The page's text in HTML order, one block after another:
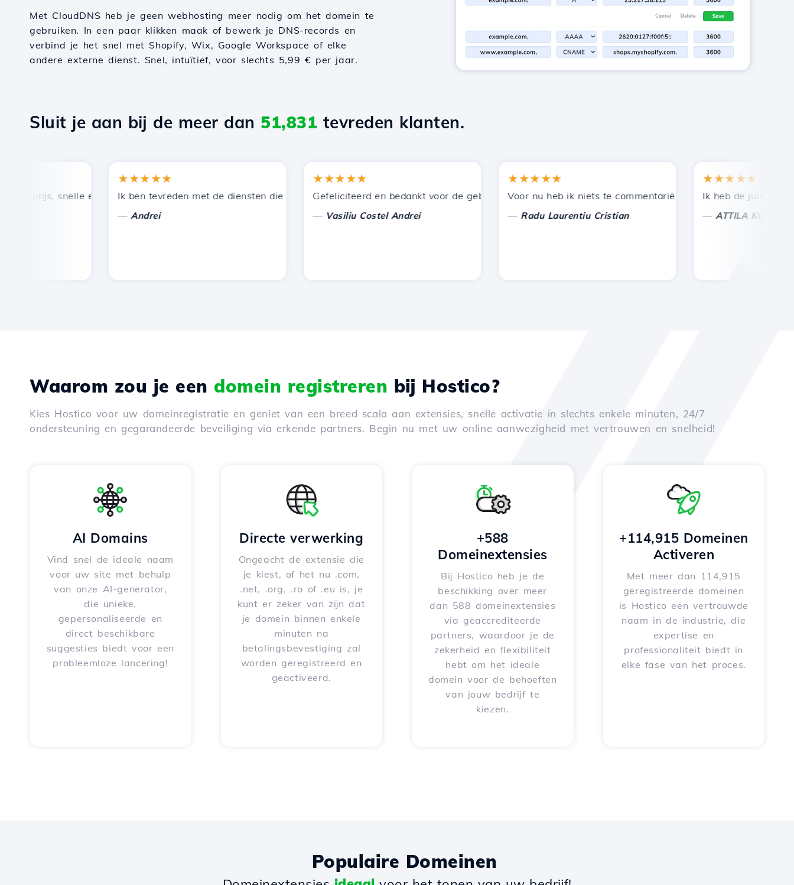
Met CloudDNS heb je geen webhosting meer nodig om het domein te
gebruiken. In een paar klikken maak of bewerk je DNS-records en
verbind je het snel met Shopify, Wix, Google Workspace of elke
andere externe dienst. Snel, intuïtief, voor slechts 5,99 € per jaar.
Sluit je aan bij de meer dan 51,831 tevreden klanten.
prijs, snelle en efficiënte technische ondersteuning.
★★★★★
Ik ben tevreden met de diensten die door Hostico worden aangeboden. Ik heb jullie aanbevolen bij andere bekenden.
Andrei
★★★★★
Gefeliciteerd en bedankt voor de geboden ondersteuning!
Vasiliu Costel Andrei
★★★★★
Voor nu heb ik niets te commentariëren, alleen om te
Radu Laurentiu Cristian
★★★★★
Ik heb de juiste keuze
ATTILA KOLES
Waarom zou je een domein registreren bij Hostico?
Kies Hostico voor uw domeinregistratie en geniet van een breed scala aan extensies, snelle activatie in slechts enkele minuten, 24/7
ondersteuning en gegarandeerde beveiliging via erkende partners. Begin nu met uw online aanwezigheid met vertrouwen en snelheid!
AI Domains
Vind snel de ideale naam
voor uw site met behulp
van onze AI-generator,
die unieke,
gepersonaliseerde en
direct beschikbare
suggesties biedt voor een
probleemloze lancering!
Directe verwerking
Ongeacht de extensie die
je kiest, of het nu .com,
.net, .org, .ro of .eu is, je
kunt er zeker van zijn dat
je domein binnen enkele
minuten na
betalingsbevestiging zal
worden geregistreerd en
geactiveerd.
+588
Domeinextensies
Bij Hostico heb je de
beschikking over meer
dan 588 domeinextensies
via geaccrediteerde
partners, waardoor je de
zekerheid en flexibiliteit
hebt om het ideale
domein voor de behoeften
van jouw bedrijf te
kiezen.
+114,915 Domeinen
Activeren
Met meer dan 114,915
geregistreerde domeinen
is Hostico een vertrouwde
naam in de industrie, die
expertise en
professionaliteit biedt in
elke fase van het proces.
Populaire Domeinen